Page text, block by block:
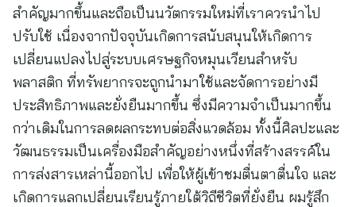
สำคัญมากขึ้นและถือเป็นนวัตกรรมใหม่ที่เราควรนำไป
ปรับใช้ เนื่องจากปัจจุบันเกิดการสนับสนุนให้เกิดการ
เปลี่ยนแปลงไปสู่ระบบเศรษฐกิจหมุนเวียนสำหรับ
พลาสติก ที่ทรัพยากรจะถูกนำมาใช้และจัดการอย่างมี
ประสิทธิภาพและยั่งยืนมากขึ้น ซึ่งมีความจำเป็นมากขึ้น
กว่าเดิมในการลดผลกระทบต่อสิ่งแวดล้อม ทั้งนี้ศิลปะและ
วัฒนธรรมเป็นเครื่องมือสำคัญอย่างหนึ่งที่สร้างสรรค์ใน
การส่งสารเหล่านี้ออกไป เพื่อให้ผู้เข้าชมตื่นตาตื่นใจ และ
เกิดการแลกเปลี่ยนเรียนรู้ภายใต้วิถีชีวิตที่ยั่งยืน ผมรู้สึก